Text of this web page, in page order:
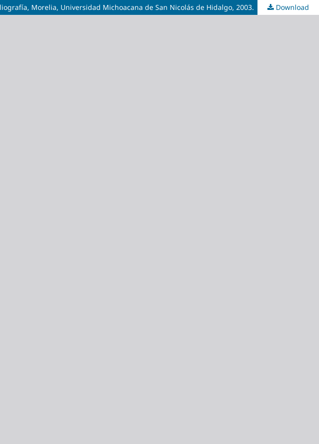
Morelia, Universidad Michoacana de San Nicolás de Hidalgo, 2003. Download